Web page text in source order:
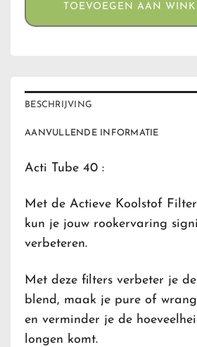
TOEVOEGEN AAN
BESCHRIJVING
AANVULLENDE INFORMATIE
Acti Tube 40 :
Met de Actieve Koolstof
kun je jouw rookervaring
verbeteren.
Met deze filters verbeter je
blend, maak je pure of
en verminder je de
longen komt.